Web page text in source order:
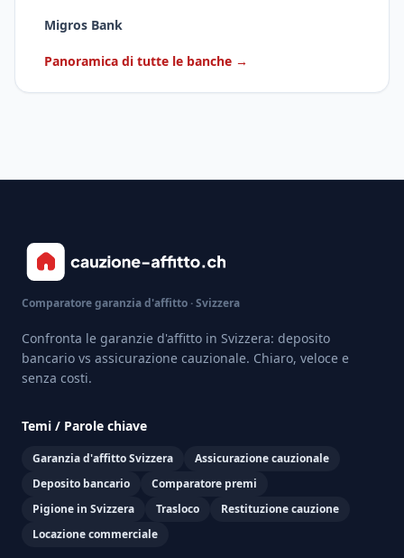
Migros Bank
Panoramica di tutte le banche →
Comparatore garanzia d'affitto · Svizzera
Confronta le garanzie d'affitto in Svizzera: deposito
bancario vs assicurazione cauzionale. Chiaro, veloce e
senza costi.
Temi / Parole chiave
Garanzia d'affitto Svizzera
Assicurazione cauzionale
Deposito bancario
Comparatore premi
Pigione in Svizzera
Trasloco
Restituzione cauzione
Locazione commerciale